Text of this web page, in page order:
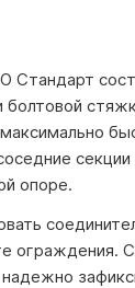
Стандарт
опоре.
ограждения.